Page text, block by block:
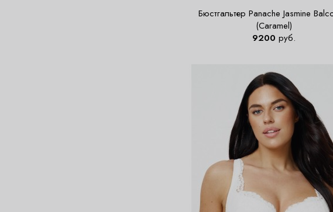
Бюстгальтер Panache Jasmine
(Caramel)
9200 руб.